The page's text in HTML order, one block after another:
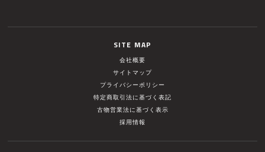
SITE MAP
会社概要
サイトマップ
プライバシーポリシー
特定商取引法に基づく表記
古物営業法に基づく表示
採用情報